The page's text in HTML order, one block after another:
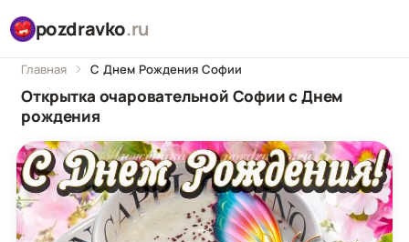
pozdravko.ru
Главная С Днем Рождения Софии
Открытка очаровательной Софии с Днем
рождения